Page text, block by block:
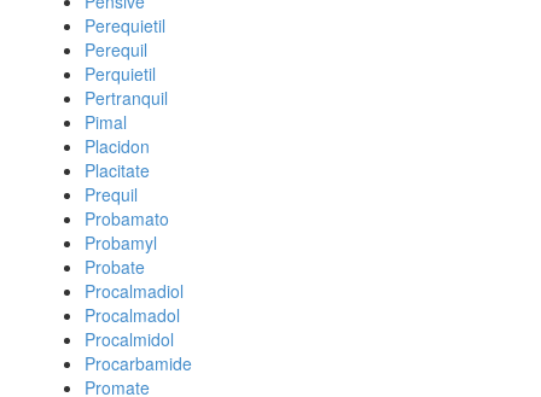
Perequietil
Perequil
Perquietil
Pertranquil
Pimal
Placidon
Placitate
Prequil
Probamato
Probamyl
Probate
Procalmadiol
Procalmadol
Procalmidol
Procarbamide
Promate